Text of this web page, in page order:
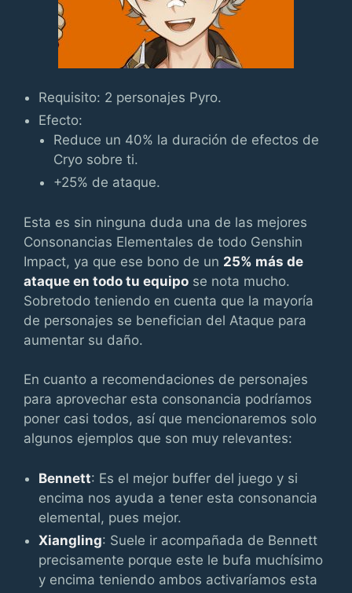
Requisito: 2 personajes Pyro.
Efecto:
Reduce un 40% la duración de efectos de
Cryo sobre ti.
+25% de ataque.
Esta es sin ninguna duda una de las mejores
Consonancias Elementales de todo Genshin
Impact, ya que ese bono de un 25% más de
ataque en todo tu equipo se nota mucho.
Sobretodo teniendo en cuenta que la mayoría
de personajes se benefician del Ataque para
aumentar su daño.
En cuanto a recomendaciones de personajes
para aprovechar esta consonancia podríamos
poner casi todos, así que mencionaremos solo
algunos ejemplos que son muy relevantes:
Bennett: Es el mejor buffer del juego y si
encima nos ayuda a tener esta consonancia
elemental, pues mejor.
Xiangling: Suele ir acompañada de Bennett
precisamente porque este le bufa muchísimo
y encima teniendo ambos activaríamos esta